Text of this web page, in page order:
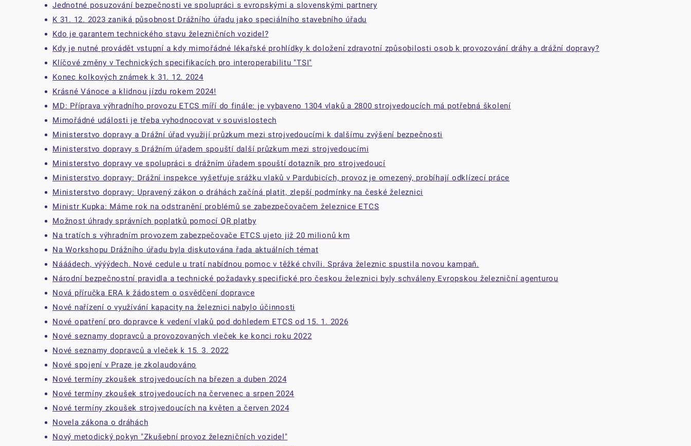
Jednotné posuzování bezpečnosti ve spolupráci s evropskými a slovenskými partnery
K 31. 12. 2023 zaniká působnost Drážního úřadu jako speciálního stavebního úřadu
Kdo je garantem technického stavu železničních vozidel?
Kdy je nutné provádět vstupní a kdy mimořádné lékařské prohlídky k doložení zdravotní způsobilosti osob k provozování dráhy a drážní dopravy?
Klíčové změny v Technických specifikacích pro interoperabilitu "TSI"
Konec kolkových známek k 31. 12. 2024
Krásné Vánoce a klidnou jízdu rokem 2024!
MD: Příprava výhradního provozu ETCS míří do finále: je vybaveno 1304 vlaků a 2800 strojvedoucích má potřebná školení
Mimořádné události je třeba vyhodnocovat v souvislostech
Ministerstvo dopravy a Drážní úřad využijí průzkum mezi strojvedoucími k dalšímu zvýšení bezpečnosti
Ministerstvo dopravy s Drážním úřadem spouští další průzkum mezi strojvedoucími
Ministerstvo dopravy ve spolupráci s drážním úřadem spouští dotazník pro strojvedoucí
Ministerstvo dopravy: Drážní inspekce vyšetřuje srážku vlaků v Pardubicích, provoz je omezený, probíhají odklízecí práce
Ministerstvo dopravy: Upravený zákon o dráhách začíná platit, zlepší podmínky na české železnici
Ministr Kupka: Máme rok na odstranění problémů se zabezpečovačem železnice ETCS
Možnost úhrady správních poplatků pomocí QR platby
Na tratích s výhradním provozem zabezpečovače ETCS ujeto již 20 milionů km
Na Workshopu Drážního úřadu byla diskutována řada aktuálních témat
Nááádech, výýýdech. Nové cedule u tratí nabídnou pomoc v těžké chvíli. Správa železnic spustila novou kampaň.
Národní bezpečnostní pravidla a technické požadavky specifické pro českou železnici byly schváleny Evropskou železniční agenturou
Nová příručka ERA k žádostem o osvědčení dopravce
Nové nařízení o využívání kapacity na železnici nabylo účinnosti
Nové opatření pro dopravce k vedení vlaků pod dohledem ETCS od 15. 1. 2026
Nové seznamy dopravců a provozovaných vleček ke konci roku 2022
Nové seznamy dopravců a vleček k 15. 3. 2022
Nové spojení v Praze je zkolaudováno
Nové termíny zkoušek strojvedoucích na březen a duben 2024
Nové termíny zkoušek strojvedoucích na červenec a srpen 2024
Nové termíny zkoušek strojvedoucích na květen a červen 2024
Novela zákona o dráhách
Nový metodický pokyn "Zkušební provoz železničních vozidel"